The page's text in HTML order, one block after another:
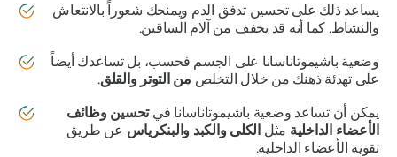
يساعد ذلك على تحسين تدفق الدم ويمنحك شعوراً بالانتعاش
والنشاط. كما أنه قد يخفف من آلام الساقين.
وضعية باشيموتاناساناعلى الجسم فحسب، بل تساعدك أيضاً
على تهدئة ذهنك من خلال التخلص من التوتر والقلق.
يمكن أن تساعدوضعية باشيموتاناسانافي تحسين وظائف
الأعضاء الداخليةمثل الكلى والكبد والبنكرياسعن طريق
تقوية الأعضاء الداخلية.